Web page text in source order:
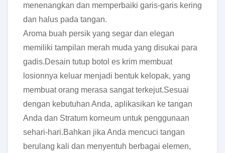
menenangkan dan memperbaiki garis-garis kering
dan halus pada tangan.
Aroma buah persik yang segar dan elegan
memiliki tampilan merah muda yang disukai para
gadis.Desain tutup botol es krim membuat
losionnya keluar menjadi bentuk kelopak, yang
membuat orang merasa sangat terkejut.Sesuai
dengan kebutuhan Anda, aplikasikan ke tangan
Anda dan Stratum korneum untuk penggunaan
sehari-hari.Bahkan jika Anda mencuci tangan
berulang kali dan menyentuh berbagai elemen,